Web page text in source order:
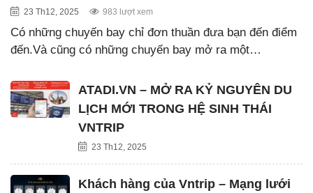
23 Th12, 2025 983 lượt xem
Có những chuyến bay chỉ đơn thuần đưa bạn đến điểm
đến.Và cũng có những chuyến bay mở ra một…
ATADI.VN – MỞ RA KỶ NGUYÊN DU
LỊCH MỚI TRONG HỆ SINH THÁI
VNTRIP
23 Th12, 2025
Khách hàng của Vntrip – Mạng lưới